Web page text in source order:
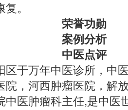
。
荣誉功勋
案例分析
中医点评
于万年中医诊所，中医
院，河西肿瘤医院，解
中医肿瘤科主任,是中医